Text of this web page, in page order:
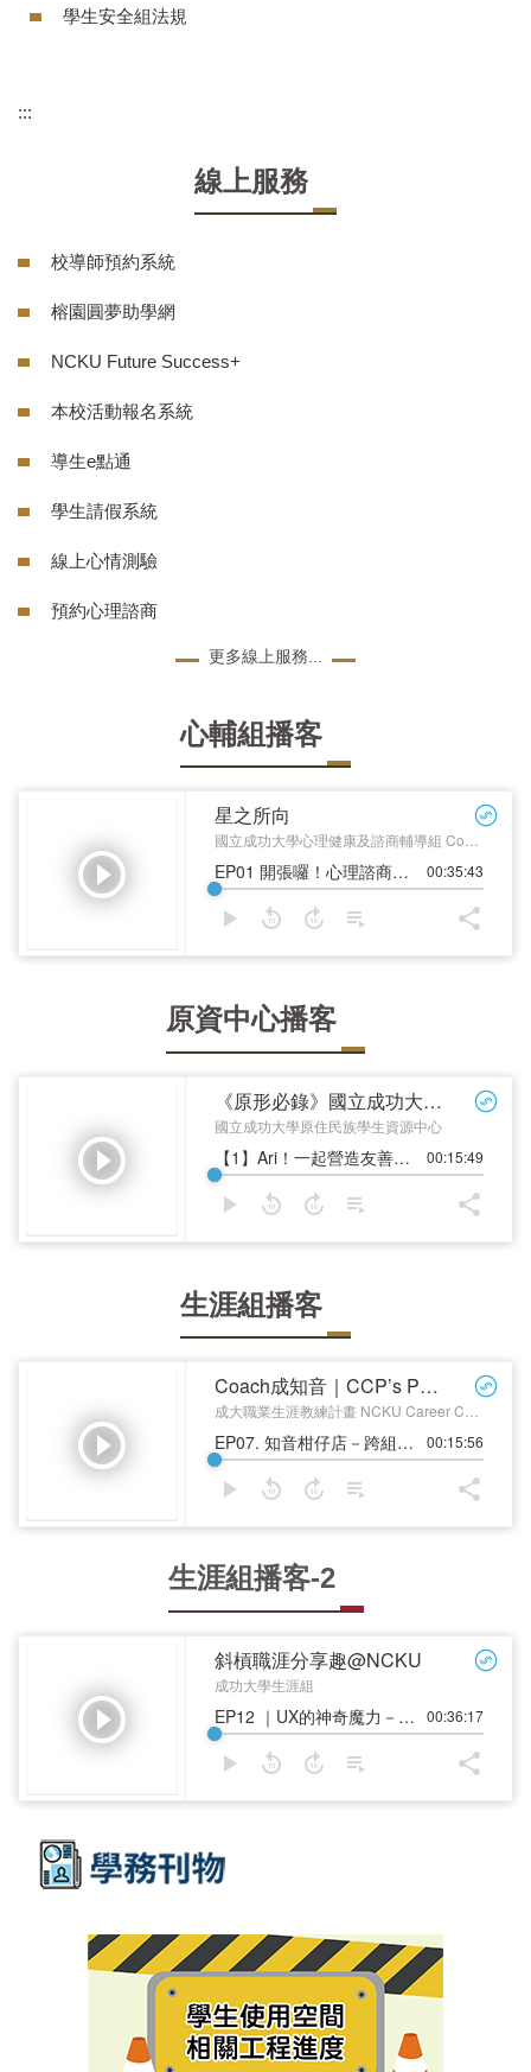
學生安全組法規
:::
線上服務
校導師預約系統
榕園圓夢助學網
NCKU Future Success+
本校活動報名系統
導生e點通
學生請假系統
線上心情測驗
預約心理諮商
更多線上服務...
心輔組播客
原資中心播客
生涯組播客
生涯組播客-2